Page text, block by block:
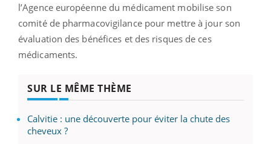
l’Agence européenne du médicament mobilise son
comité de pharmacovigilance pour mettre à jour son
évaluation des bénéfices et des risques de ces
médicaments.
SUR LE MÊME THÈME
Calvitie : une découverte pour éviter la chute des
cheveux ?